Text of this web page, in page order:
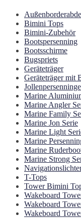
Bimini Tops
Bimini-Zubehör
Bootspersenning
Bootsschirme
Bugspriets
Geräteträger
Geräteträger mit
Jollenpersenninge
Marine
Marine Angler
Marine Family
Marine Jon Serie
Marine Light
Marine
Marine
Marine Strong
T-Tops
Tower Bimini
Wakeboard
Wakeboard
Wakeboard